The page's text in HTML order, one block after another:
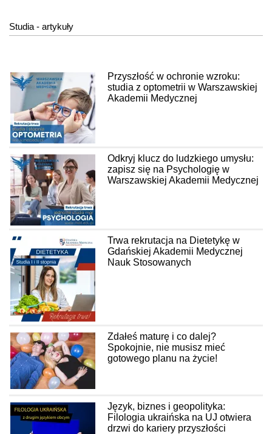
Studia - artykuły
Przyszłość w ochronie wzroku:
studia z optometrii w Warszawskiej
Akademii Medycznej
Odkryj klucz do ludzkiego umysłu:
zapisz się na Psychologię w
Warszawskiej Akademii Medycznej
Trwa rekrutacja na Dietetykę w
Gdańskiej Akademii Medycznej
Nauk Stosowanych
Zdałeś maturę i co dalej?
Spokojnie, nie musisz mieć
gotowego planu na życie!
Język, biznes i geopolityka:
Filologia ukraińska na UJ otwiera
drzwi do kariery przyszłości